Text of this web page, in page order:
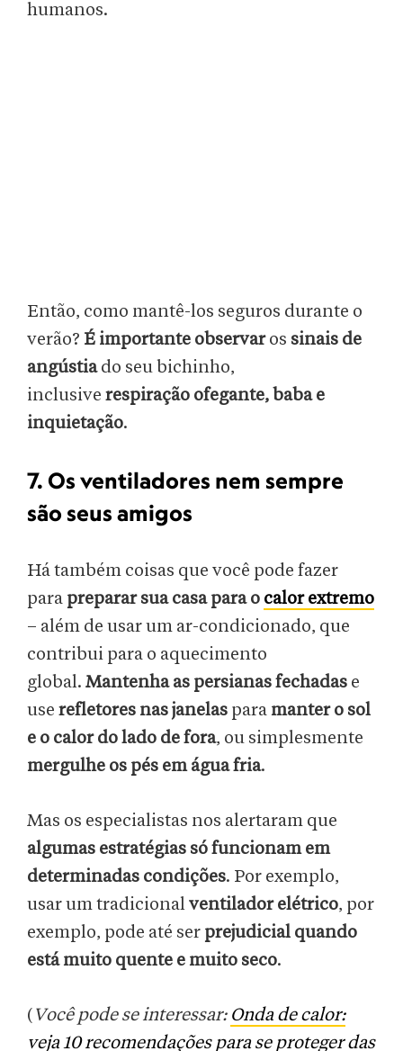
humanos.
Então, como mantê-los seguros durante o
verão? É importante observaros sinais de
angústiado seu bichinho,
inclusive respiração ofegante, baba e
inquietação.
7. Os ventiladores nem sempre
são seus amigos
Há também coisas que você pode fazer
para preparar sua casa para o calor extremo
– além de usar um ar-condicionado, que
contribui para o aquecimento
global. Mantenha as persianas fechadas e
use refletores nas janelas para manter o sol
e o calor do lado de fora, ou simplesmente
mergulhe os pés em água fria.
Mas os especialistas nos alertaram que
algumas estratégias só funcionam em
determinadas condições. Por exemplo,
usar um tradicionalventilador elétrico, por
exemplo, pode até ser prejudicial quando
está muito quente e muito seco.
( Você pode se interessar: Onda de calor:
veja 10 recomendações para se proteger das